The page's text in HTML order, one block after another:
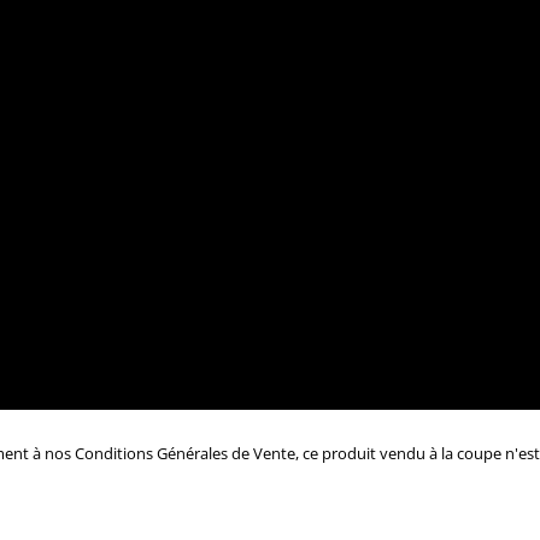
à nos Conditions Générales de Vente, ce produit vendu à la coupe